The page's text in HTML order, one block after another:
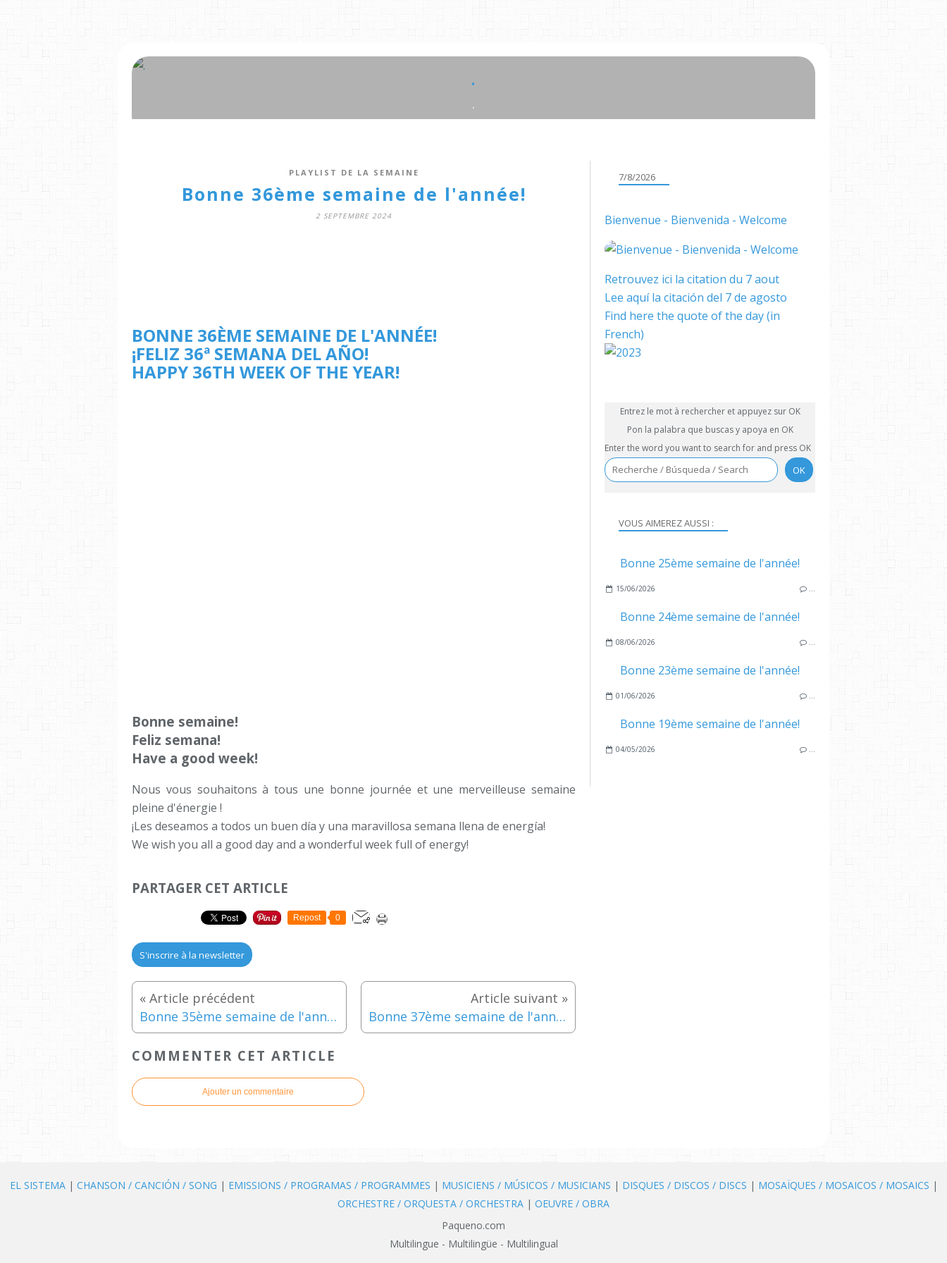
.
.
PLAYLIST DE LA SEMAINE
Bonne 36ème semaine de l'année!
2 SEPTEMBRE 2024
BONNE 36ÈME SEMAINE DE L'ANNÉE!
¡FELIZ 36ª SEMANA DEL AÑO!
HAPPY 36TH WEEK OF THE YEAR!
Bonne semaine!
Feliz semana!
Have a good week!
Nous vous souhaitons à tous une bonne journée et une merveilleuse semaine
pleine d'énergie !
¡Les deseamos a todos un buen día y una maravillosa semana llena de energía!
We wish you all a good day and a wonderful week full of energy!
PARTAGER CET ARTICLE
Repost 0
S'inscrire à la newsletter
Bonne 35ème semaine de l'année! Bonne 37ème semaine de l'année!
COMMENTER CET ARTICLE
Ajouter un commentaire
VOUS AIMEREZ AUSSI :
Bonne 25ème semaine de l'année!
15/06/2026 …
Bonne 24ème semaine de l'année!
08/06/2026 …
Bonne 23ème semaine de l'année!
01/06/2026 …
Bonne 19ème semaine de l'année!
04/05/2026 …
7/8/2026
Bienvenue - Bienvenida - Welcome
Retrouvez ici la citation du 7 aout
Lee aquí la citación del 7 de agosto
Find here the quote of the day (in
French)
Entrez le mot à rechercher et appuyez sur OK
Pon la palabra que buscas y apoya en OK
Enter the word you want to search for and press OK
EL SISTEMA| CHANSON / CANCIÓN / SONG | EMISSIONS / PROGRAMAS / PROGRAMMES | MUSICIENS / MÚSICOS / MUSICIANS | DISQUES / DISCOS / DISCS | MOSAÏQUES / MOSAICOS / MOSAICS |
ORCHESTRE / ORQUESTA / ORCHESTRA | OEUVRE / OBRA
Paqueno.com
Multilingue - Multilingüe - Multilingual